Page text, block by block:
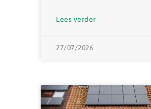
Lees verder
27/07/2026